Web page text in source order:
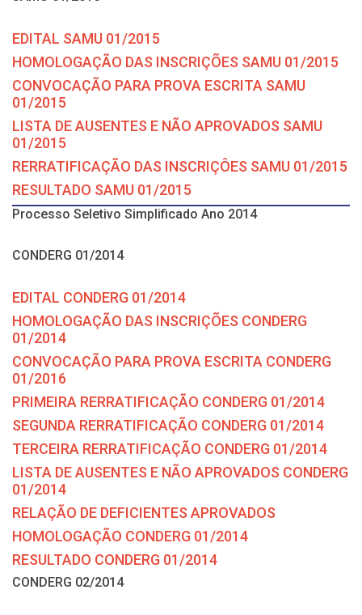
EDITAL SAMU 01/2015
HOMOLOGAÇÃO DAS INSCRIÇÕES SAMU 01/2015
CONVOCAÇÃO PARA PROVA ESCRITA SAMU
01/2015
LISTA DE AUSENTES E NÃO APROVADOS SAMU
01/2015
RERRATIFICAÇÃO DAS INSCRIÇÔES SAMU 01/2015
RESULTADO SAMU 01/2015
Processo Seletivo Simplificado Ano 2014
CONDERG 01/2014
EDITAL CONDERG 01/2014
HOMOLOGAÇÃO DAS INSCRIÇÕES CONDERG
01/2014
CONVOCAÇÃO PARA PROVA ESCRITA CONDERG
01/2016
PRIMEIRA RERRATIFICAÇÃO CONDERG 01/2014
SEGUNDA RERRATIFICAÇÃO CONDERG 01/2014
TERCEIRA RERRATIFICAÇÃO CONDERG 01/2014
LISTA DE AUSENTES E NÃO APROVADOS CONDERG
01/2014
RELAÇÃO DE DEFICIENTES APROVADOS
HOMOLOGAÇÃO CONDERG 01/2014
RESULTADO CONDERG 01/2014
CONDERG 02/2014